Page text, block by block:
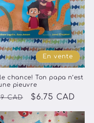
En vente
chance! Ton papa n’est
pieuvre
CAD
Prix
$6.75 CAD